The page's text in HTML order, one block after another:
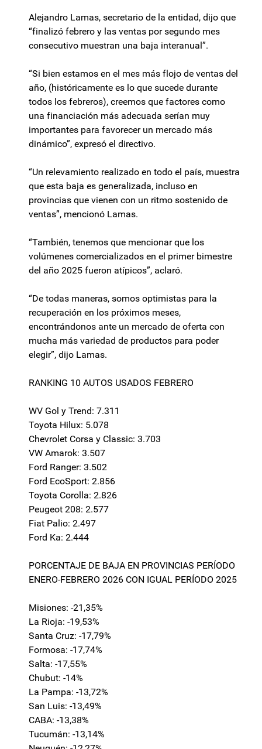
Alejandro Lamas, secretario de la entidad, dijo que
“finalizó febrero y las ventas por segundo mes
consecutivo muestran una baja interanual”.
“Si bien estamos en el mes más flojo de ventas del
año, (históricamente es lo que sucede durante
todos los febreros), creemos que factores como
una financiación más adecuada serían muy
importantes para favorecer un mercado más
dinámico”, expresó el directivo.
“Un relevamiento realizado en todo el país, muestra
que esta baja es generalizada, incluso en
provincias que vienen con un ritmo sostenido de
ventas”, mencionó Lamas.
“También, tenemos que mencionar que los
volúmenes comercializados en el primer bimestre
del año 2025 fueron atípicos”, aclaró.
“De todas maneras, somos optimistas para la
recuperación en los próximos meses,
encontrándonos ante un mercado de oferta con
mucha más variedad de productos para poder
elegir”, dijo Lamas.
RANKING 10 AUTOS USADOS FEBRERO
WV Gol y Trend: 7.311
Toyota Hilux: 5.078
Chevrolet Corsa y Classic: 3.703
VW Amarok: 3.507
Ford Ranger: 3.502
Ford EcoSport: 2.856
Toyota Corolla: 2.826
Peugeot 208: 2.577
Fiat Palio: 2.497
Ford Ka: 2.444
PORCENTAJE DE BAJA EN PROVINCIAS PERÍODO
ENERO-FEBRERO 2026 CON IGUAL PERÍODO 2025
Misiones: -21,35%
La Rioja: -19,53%
Santa Cruz: -17,79%
Formosa: -17,74%
Salta: -17,55%
Chubut: -14%
La Pampa: -13,72%
San Luis: -13,49%
CABA: -13,38%
Tucumán: -13,14%